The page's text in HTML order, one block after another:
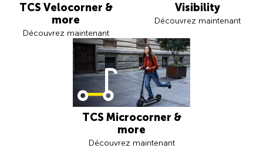
TCS Velocorner &
more
Découvrez maintenant
Visibility
Découvrez maintenant
TCS Microcorner &
more
Découvrez maintenant